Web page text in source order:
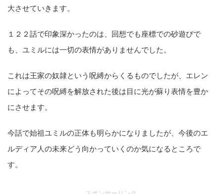
大させていきます。
１２２話で印象深かったのは、回想でも座標での砂遊びで
も、ユミルには一切の表情がありませんでした。
これは王家の奴隷という呪縛からくるものでしたが、エレン
によってその呪縛を解放された後は目に光が蘇り表情を豊か
にさせます。
今話で始祖ユミルの正体も明らかになりましたが、今後のエ
ルディア人の未来どう向かっていくのか気になるところで
す。